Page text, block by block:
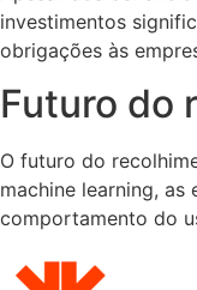
investimentos
obrigações às
Futuro do
O futuro do
machine learning,
comportamento do